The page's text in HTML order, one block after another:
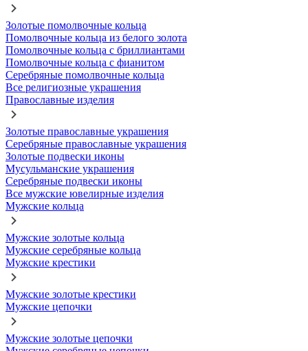
Золотые помолвочные кольца
Помолвочные кольца из белого золота
Помолвочные кольца с бриллиантами
Помолвочные кольца с фианитом
Серебряные помолвочные кольца
Все религиозные украшения
Православные изделия
Золотые православные украшения
Серебряные православные украшения
Золотые подвески иконы
Мусульманские украшения
Серебряные подвески иконы
Все мужские ювелирные изделия
Мужские кольца
Мужские золотые кольца
Мужские серебряные кольца
Мужские крестики
Мужские золотые крестики
Мужские цепочки
Мужские золотые цепочки